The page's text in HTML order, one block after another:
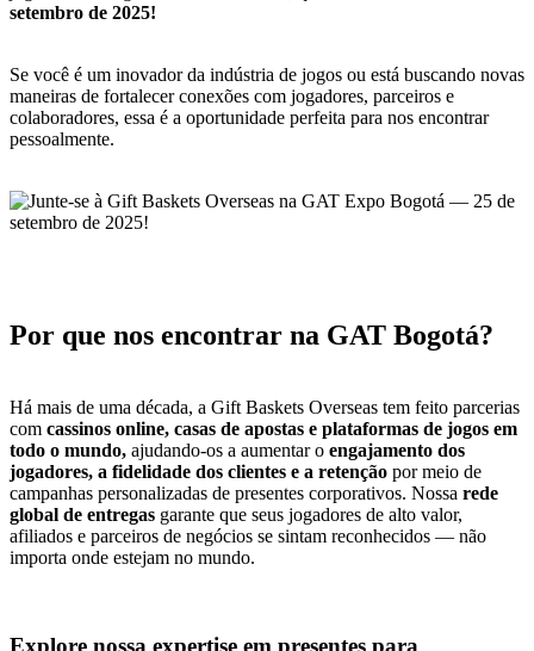
setembro de 2025!
Se você é um inovador da indústria de jogos ou está buscando novas
maneiras de fortalecer conexões com jogadores, parceiros e
colaboradores, essa é a oportunidade perfeita para nos encontrar
pessoalmente.
Por que nos encontrar na GAT Bogotá?
Há mais de uma década, a Gift Baskets Overseas tem feito parcerias
com cassinos online, casas de apostas e plataformas de jogos em
todo o mundo, ajudando-os a aumentar o engajamento dos
jogadores, a fidelidade dos clientes e a retenção por meio de
campanhas personalizadas de presentes corporativos. Nossa rede
global de entregas garante que seus jogadores de alto valor,
afiliados e parceiros de negócios se sintam reconhecidos — não
importa onde estejam no mundo.